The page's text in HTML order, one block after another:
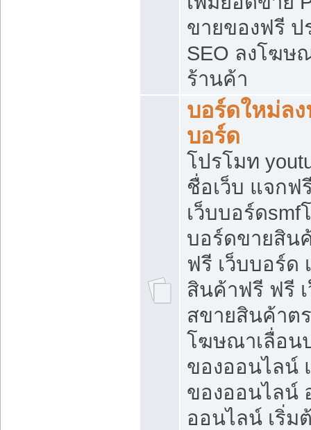
ขายของฟรี ป
SEO ลงโฆษ
ร้านค้า
บอร์ดใหม่ลง
บอร์ด
โปรโมท
ชื่อเว็บ แจกฟ
เว็บบอร์ดsmf
บอร์ดขายสิน
ฟรี เว็บบอร์ด
สินค้าฟรี ฟรี
สขายสินค้าต
โฆษณาเลื่อน
ของออนไลน์
ของออนไลน์
ออนไลน์ เริ่ม